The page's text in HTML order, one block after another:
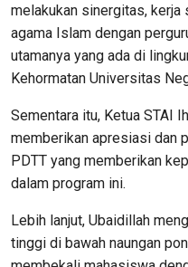
melakukan sinergitas,
agama Islam dengan
utamanya yang ada di
Kehormatan Universitas
Sementara itu, Ketua STAI
memberikan apresiasi dan
PDTT yang memberikan
dalam program ini.
Lebih lanjut, Ubaidillah
tinggi di bawah naungan